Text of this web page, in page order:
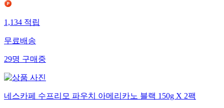
1,134적립
무료배송
29명구매중
네스카페 수프리모 파우치 아메리카노 블랙 150g X 2팩